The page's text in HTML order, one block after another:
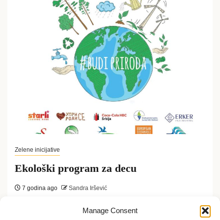
Manage Consent
Zelene inicijative
Ekološki program za decu
7 godina ago Sandra Iršević
Preko 1000 mališana iz Novog Sada imaće priliku